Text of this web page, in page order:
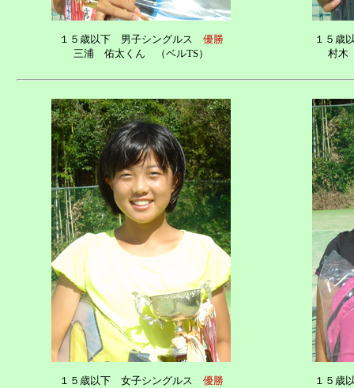
１５歳以下 男子シングルス 優勝
三浦 佑太くん （ベルTS）
１５歳
村木
１５歳以下 女子シングルス 優勝
１５歳